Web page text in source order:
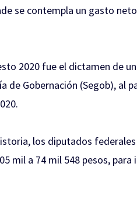
se contempla un gasto
2020 fue el dictamen de
de Gobernación (Segob), al
los diputados
mil a 74 mil 548 pesos, para